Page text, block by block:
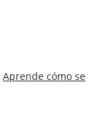
Aprende cómo se